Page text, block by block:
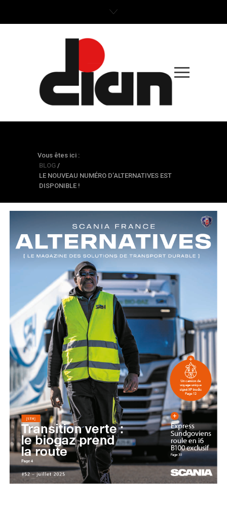
Vous êtes ici :
BLOG /
LE NOUVEAU NUMÉRO D’ALTERNATIVES EST
DISPONIBLE !